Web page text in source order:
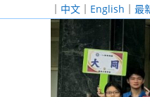
｜ 中文 ｜ English ｜ 最